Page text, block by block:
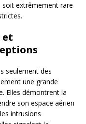
soit extrêmement rare
et
seulement des
une grande
Elles démontrent la
son espace aérien
intrusions